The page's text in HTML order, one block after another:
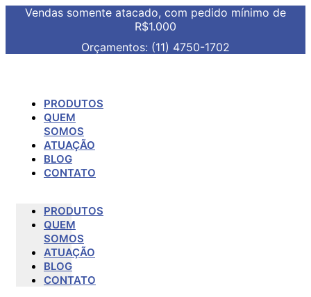
Vendas somente atacado, com pedido mínimo de
R$1.000
Orçamentos: (11) 4750-1702
PRODUTOS
QUEM
SOMOS
ATUAÇÃO
BLOG
CONTATO
PRODUTOS
QUEM
SOMOS
ATUAÇÃO
BLOG
CONTATO